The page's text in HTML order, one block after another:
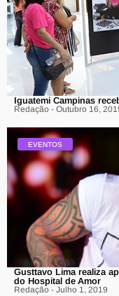
Iguatemi Campinas
Redação - Outubro 16,
EVENTOS
Gusttavo Lima realiza
do Hospital de Amor
Redação - Julho 1, 2019